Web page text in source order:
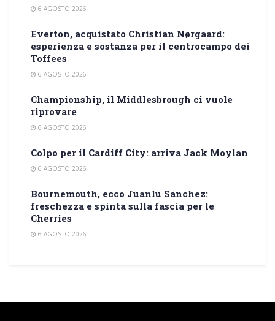
6 AGOSTO 2026
Everton, acquistato Christian Nørgaard:
esperienza e sostanza per il centrocampo dei
Toffees
6 AGOSTO 2026
Championship, il Middlesbrough ci vuole
riprovare
6 AGOSTO 2026
Colpo per il Cardiff City: arriva Jack Moylan
6 AGOSTO 2026
Bournemouth, ecco Juanlu Sanchez:
freschezza e spinta sulla fascia per le
Cherries
6 AGOSTO 2026